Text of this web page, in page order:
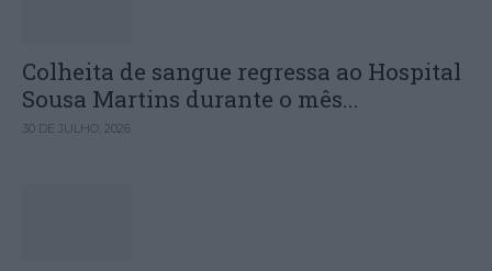
Colheita de sangue regressa ao Hospital
Sousa Martins durante o mês...
30 DE JULHO, 2026